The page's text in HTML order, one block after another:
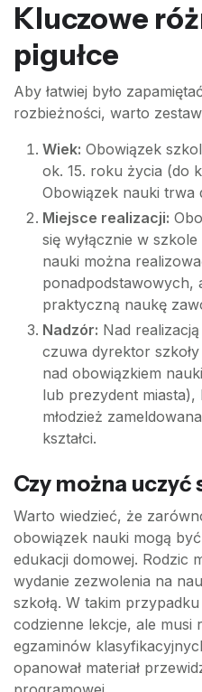
Kluczowe
pigułce
Aby łatwiej było
rozbieżności, warto
Wiek: Obowiązek
ok. 15. roku życia (do
Obowiązek nauki trwa
Miejsce realizacji:
się wyłącznie w
nauki można
ponadpodstawowych,
praktyczną naukę
Nadzór: Nad
czuwa dyrektor
nad obowiązkiem
lub prezydent
młodzież
kształci.
Czy można uczyć
Warto wiedzieć, że
obowiązek nauki mogą
edukacji domowej. Rodzic
wydanie zezwolenia na
szkołą. W takim
codzienne lekcje, ale
egzaminów
opanował materiał